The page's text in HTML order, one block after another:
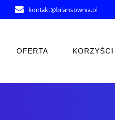
kontakt@bilansownia.pl
OFERTA KORZYŚCI